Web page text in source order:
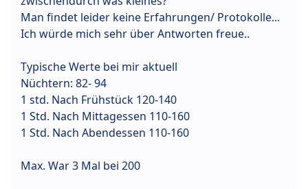
Man findet leider keine Erfahrungen/ Protokolle...
Ich würde mich sehr über Antworten freue..
Typische Werte bei mir aktuell
Nüchtern: 82- 94
1 std. Nach Frühstück 120-140
1 Std. Nach Mittagessen 110-160
1 Std. Nach Abendessen 110-160
Max. War 3 Mal bei 200